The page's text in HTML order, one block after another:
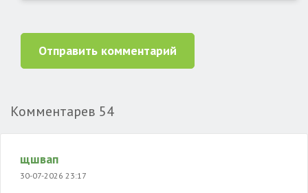
Отправить комментарий
Комментарев 54
щшвап
30-07-2026 23:17